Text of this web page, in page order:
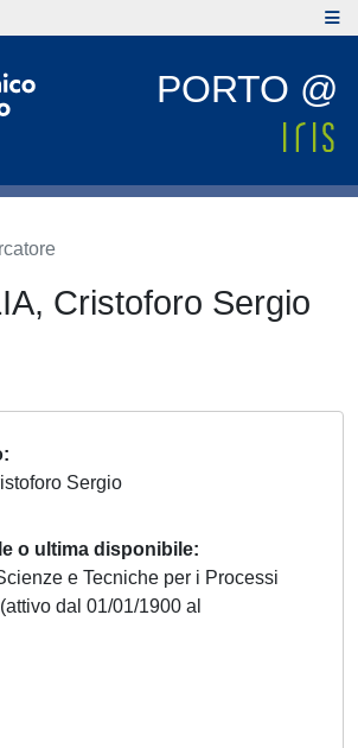
PORTO @
Cristoforo Sergio
Sergio
o ultima disponibile
e Tecniche per i Processi
dal 01/01/1900 al